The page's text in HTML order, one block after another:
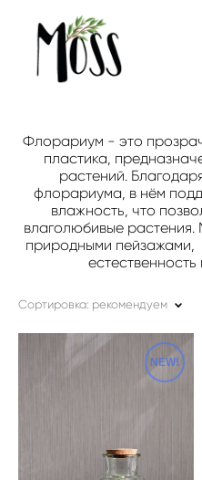
Флорариум - это
пластика,
растений.
флорариума, в нём
влажность, что
влаголюбивые
природными пейзажами,
Сортировка: рекомендуем
NEW!